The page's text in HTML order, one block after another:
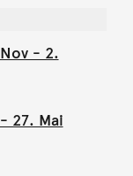
- 2.
27. Mai